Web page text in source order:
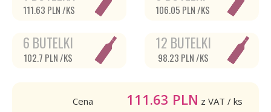
111.63 PLN /KS 106.05 PLN /KS
6 BUTELKI
102.7 PLN /KS
12 BUTELKI
98.23 PLN /KS
Cena 111.63 PLN z VAT / ks